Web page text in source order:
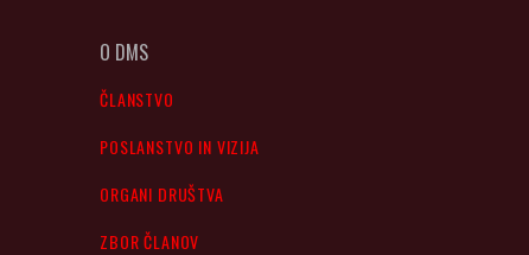
O DMS
ČLANSTVO
POSLANSTVO IN VIZIJA
ORGANI DRUŠTVA
ZBOR ČLANOV